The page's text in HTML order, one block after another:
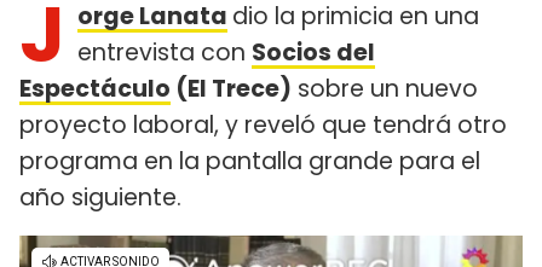
J orge Lanata dio la primicia en una
entrevista con Socios del
Espectáculo (El Trece) sobre un nuevo
proyecto laboral, y reveló que tendrá otro
programa en la pantalla grande para el
año siguiente.